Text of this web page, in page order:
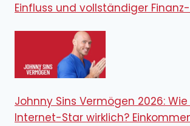
Einfluss und vollständiger
Johnny Sins Vermögen 2026:
Internet-Star wirklich?